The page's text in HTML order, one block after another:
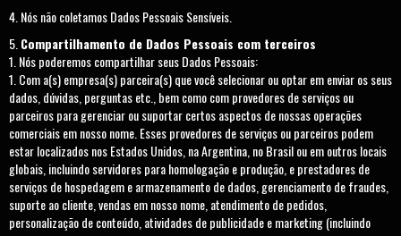
Nós não coletamos Dados Pessoais Sensíveis.
Compartilhamento de Dados Pessoais com terceiros
Nós poderemos compartilhar seus Dados Pessoais:
Com a(s) empresa(s) parceira(s) que você selecionar ou optar em enviar os seus
dados, dúvidas, perguntas etc., bem como com provedores de serviços ou
parceiros para gerenciar ou suportar certos aspectos de nossas operações
comerciais em nosso nome. Esses provedores de serviços ou parceiros podem
estar localizados nos Estados Unidos, na Argentina, no Brasil ou em outros locais
globais, incluindo servidores para homologação e produção, e prestadores de
serviços de hospedagem e armazenamento de dados, gerenciamento de fraudes,
suporte ao cliente, vendas em nosso nome, atendimento de pedidos,
personalização de conteúdo, atividades de publicidade e marketing (incluindo